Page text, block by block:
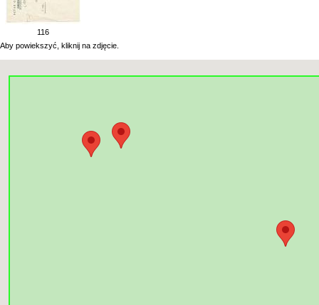
116
Aby powiekszyć, kliknij na zdjęcie.